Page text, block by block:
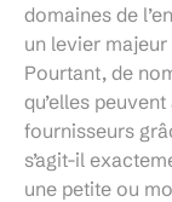
domaines de
un levier
Pourtant, de
qu’elles
fournisseurs
s’agit-il
une petite ou